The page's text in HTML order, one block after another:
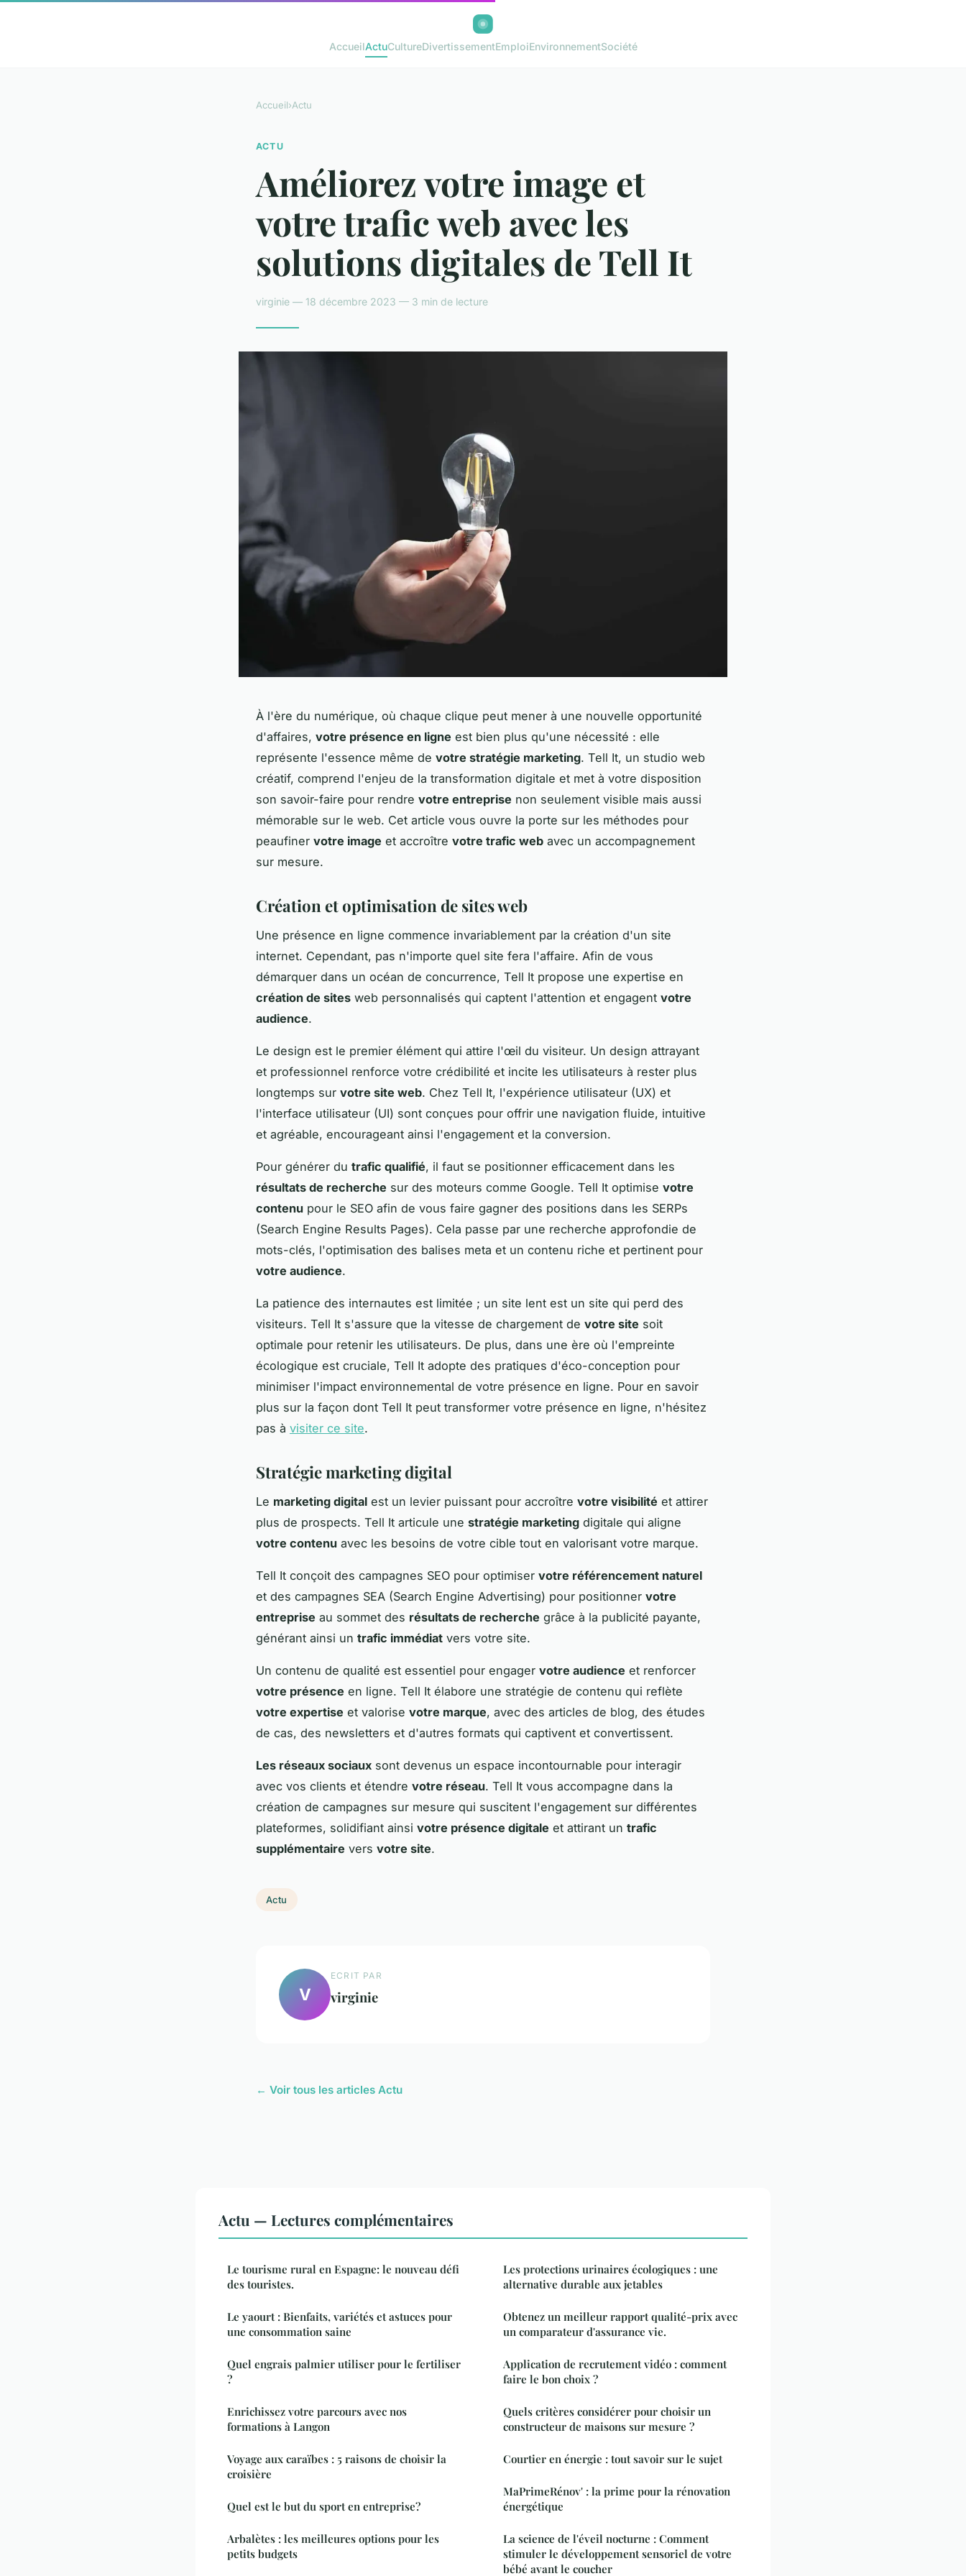
AccueilActuCultureDivertissementEmploiEnvironnementSociété
Accueil›Actu
ACTU
Améliorez votre image et
votre trafic web avec les
solutions digitales de Tell It
virginie — 18 décembre 2023 — 3 min de lecture
À l'ère du numérique, où chaque clique peut mener à une nouvelle opportunité
d'affaires, votre présence en ligne est bien plus qu'une nécessité : elle
représente l'essence même de votre stratégie marketing. Tell It, un studio web
créatif, comprend l'enjeu de la transformation digitale et met à votre disposition
son savoir-faire pour rendre votre entreprise non seulement visible mais aussi
mémorable sur le web. Cet article vous ouvre la porte sur les méthodes pour
peaufiner votre image et accroître votre trafic web avec un accompagnement
sur mesure.
Création et optimisation de sites web
Une présence en ligne commence invariablement par la création d'un site
internet. Cependant, pas n'importe quel site fera l'affaire. Afin de vous
démarquer dans un océan de concurrence, Tell It propose une expertise en
création de sites web personnalisés qui captent l'attention et engagent votre
audience.
Le design est le premier élément qui attire l'œil du visiteur. Un design attrayant
et professionnel renforce votre crédibilité et incite les utilisateurs à rester plus
longtemps sur votre site web. Chez Tell It, l'expérience utilisateur (UX) et
l'interface utilisateur (UI) sont conçues pour offrir une navigation fluide, intuitive
et agréable, encourageant ainsi l'engagement et la conversion.
Pour générer du trafic qualifié, il faut se positionner efficacement dans les
résultats de recherche sur des moteurs comme Google. Tell It optimise votre
contenu pour le SEO afin de vous faire gagner des positions dans les SERPs
(Search Engine Results Pages). Cela passe par une recherche approfondie de
mots-clés, l'optimisation des balises meta et un contenu riche et pertinent pour
votre audience.
La patience des internautes est limitée ; un site lent est un site qui perd des
visiteurs. Tell It s'assure que la vitesse de chargement de votre site soit
optimale pour retenir les utilisateurs. De plus, dans une ère où l'empreinte
écologique est cruciale, Tell It adopte des pratiques d'éco-conception pour
minimiser l'impact environnemental de votre présence en ligne. Pour en savoir
plus sur la façon dont Tell It peut transformer votre présence en ligne, n'hésitez
pas à visiter ce site.
Stratégie marketing digital
Le marketing digital est un levier puissant pour accroître votre visibilité et attirer
plus de prospects. Tell It articule une stratégie marketing digitale qui aligne
votre contenu avec les besoins de votre cible tout en valorisant votre marque.
Tell It conçoit des campagnes SEO pour optimiser votre référencement naturel
et des campagnes SEA (Search Engine Advertising) pour positionner votre
entreprise au sommet des résultats de recherche grâce à la publicité payante,
générant ainsi un trafic immédiat vers votre site.
Un contenu de qualité est essentiel pour engager votre audience et renforcer
votre présence en ligne. Tell It élabore une stratégie de contenu qui reflète
votre expertise et valorise votre marque, avec des articles de blog, des études
de cas, des newsletters et d'autres formats qui captivent et convertissent.
Les réseaux sociaux sont devenus un espace incontournable pour interagir
avec vos clients et étendre votre réseau. Tell It vous accompagne dans la
création de campagnes sur mesure qui suscitent l'engagement sur différentes
plateformes, solidifiant ainsi votre présence digitale et attirant un trafic
supplémentaire vers votre site.
Actu
V
ECRIT PAR
virginie
← Voir tous les articles Actu
Actu — Lectures complémentaires
Le tourisme rural en Espagne: le nouveau défi
des touristes.
Le yaourt : Bienfaits, variétés et astuces pour
une consommation saine
Quel engrais palmier utiliser pour le fertiliser
?
Enrichissez votre parcours avec nos
formations à Langon
Voyage aux caraïbes : 5 raisons de choisir la
croisière
Quel est le but du sport en entreprise?
Arbalètes : les meilleures options pour les
petits budgets
Les protections urinaires écologiques : une
alternative durable aux jetables
Obtenez un meilleur rapport qualité-prix avec
un comparateur d'assurance vie.
Application de recrutement vidéo : comment
faire le bon choix ?
Quels critères considérer pour choisir un
constructeur de maisons sur mesure ?
Courtier en énergie : tout savoir sur le sujet
MaPrimeRénov' : la prime pour la rénovation
énergétique
La science de l'éveil nocturne : Comment
stimuler le développement sensoriel de votre
bébé avant le coucher